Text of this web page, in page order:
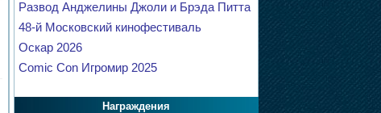
Развод Анджелины Джоли и Брэда Питта
48-й Московский кинофестиваль
Оскар 2026
Comic Con Игромир 2025
Награждения